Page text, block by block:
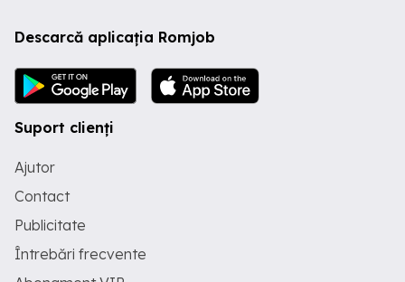
Descarcă aplicația Romjob
Suport clienți
Ajutor
Contact
Publicitate
Întrebări frecvente